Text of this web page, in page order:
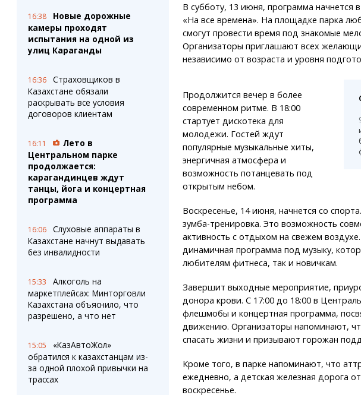
16:38
Новые дорожные
камеры проходят
испытания на одной из
улиц Караганды
16:36
Страховщиков в
Казахстане обязали
раскрывать все условия
договоров клиентам
16:11
Лето в
Центральном парке
продолжается:
карагандинцев ждут
танцы, йога и концертная
программа
16:06
Слуховые аппараты в
Казахстане начнут выдавать
без инвалидности
15:33
Алкоголь на
маркетплейсах: Минторговли
Казахстана объяснило, что
разрешено, а что нет
15:05
«КазАвтоЖол»
обратился к казахстанцам из-
за одной плохой привычки на
трассах
В субботу, 13 июня, программа начнется
«На все времена». На площадке парка
смогут провести время под знакомые
Организаторы приглашают всех
независимо от возраста и уровня
Продолжится вечер в более
современном ритме. В 18:00
стартует дискотека для
молодежи. Гостей ждут
популярные музыкальные хиты,
энергичная атмосфера и
возможность потанцевать под
открытым небом.
Воскресенье, 14 июня, начнется со
зумба-тренировка. Это возможность
активность с отдыхом на свежем
динамичная программа под музыку,
любителям фитнеса, так и новичкам.
Завершит выходные мероприятие,
донора крови. С 17:00 до 18:00 в
флешмобы и концертная программа,
движению. Организаторы напоминают,
спасать жизни и призывают горожан
Кроме того, в парке напоминают, что
ежедневно, а детская железная дорога
воскресенье.